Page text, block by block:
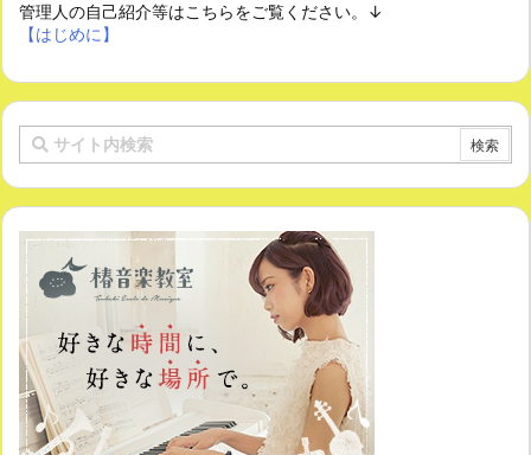
管理人の自己紹介等はこちらをご覧ください。↓
【はじめに】